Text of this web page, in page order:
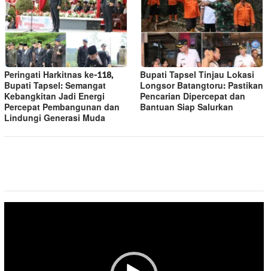
Peringati Harkitnas ke-118,
Bupati Tapsel: Semangat
Kebangkitan Jadi Energi
Percepat Pembangunan dan
Lindungi Generasi Muda
Bupati Tapsel Tinjau Lokasi
Longsor Batangtoru: Pastikan
Pencarian Dipercepat dan
Bantuan Siap Salurkan